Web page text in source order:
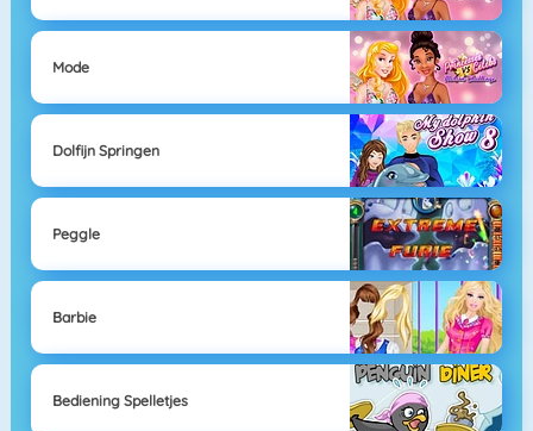
Mode
Dolfijn Springen
Peggle
Barbie
Bediening Spelletjes